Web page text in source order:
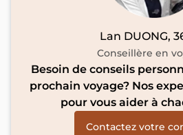
Lan DUONG,
Conseillère en
Besoin de conseils
prochain voyage? Nos
pour vous aider à
Contactez votre